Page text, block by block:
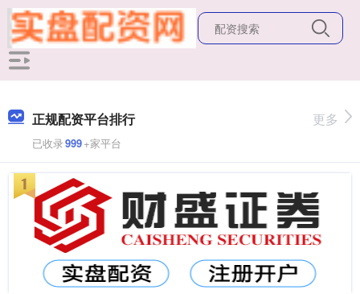
正规配资平台排行
已收录999+家平台
更多